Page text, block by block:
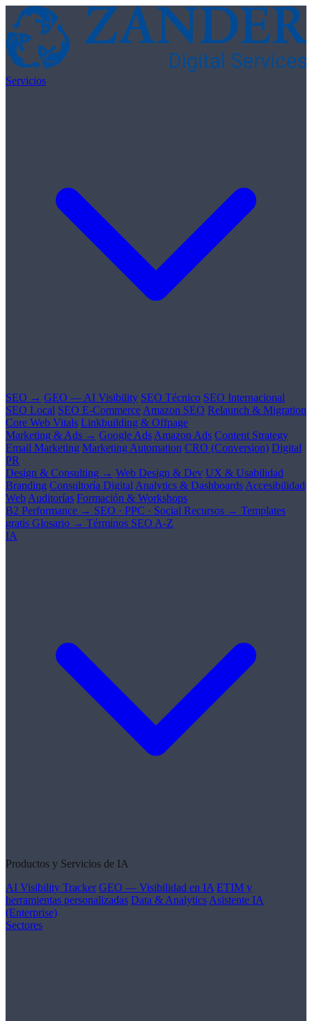
Skip to content
Servicios
SEO → GEO — AI Visibility SEO Técnico SEO Internacional
SEO Local SEO E-Commerce Amazon SEO Relaunch & Migration
Core Web Vitals Linkbuilding & Offpage
Marketing & Ads → Google Ads Amazon Ads Content Strategy
Email Marketing Marketing Automation CRO (Conversion) Digital
PR
Design & Consulting → Web Design & Dev UX & Usabilidad
Branding Consultoría Digital Analytics & Dashboards Accesibilidad
Web Auditorías Formación & Workshops
B2 Performance → SEO · PPC · Social Recursos → Templates
gratis Glosario → Términos SEO A-Z
IA
Productos y Servicios de IA
AI Visibility Tracker GEO — Visibilidad en IA ETIM y
herramientas personalizadas Data & Analytics Asistente IA
(Enterprise)
Sectores